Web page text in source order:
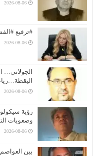
2026-08-06
#ترقيع
2026-08-06
2026-08-06
رؤية
وصعوبات
2026-08-06
بين